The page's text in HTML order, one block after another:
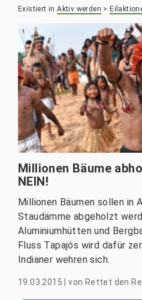
Existiert in Aktiv werden >
Millionen Bäume
NEIN!
Millionen Bäumen sollen in
Staudämme abgeholzt
Aluminiumhütten und
Fluss Tapajós wird dafür
Indianer wehren sich.
19.03.2015 |von Rettet den